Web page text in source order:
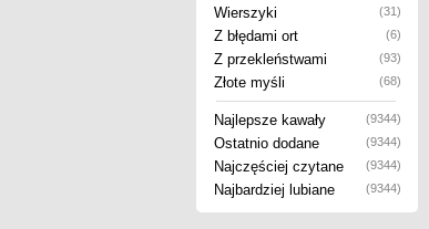
Wierszyki (31)
Z błędami ort (6)
Z przekleństwami (93)
Złote myśli (68)
Najlepsze kawały (9344)
Ostatnio dodane (9344)
Najczęściej czytane (9344)
Najbardziej lubiane (9344)